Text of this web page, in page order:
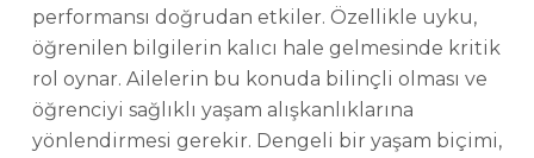
performansı doğrudan etkiler. Özellikle uyku,
öğrenilen bilgilerin kalıcı hale gelmesinde kritik
rol oynar. Ailelerin bu konuda bilinçli olması ve
öğrenciyi sağlıklı yaşam alışkanlıklarına
yönlendirmesi gerekir. Dengeli bir yaşam biçimi,